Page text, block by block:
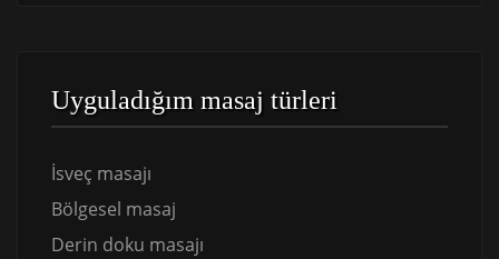
Uyguladığım masaj türleri
İsveç masajı
Bölgesel masaj
Derin doku masajı